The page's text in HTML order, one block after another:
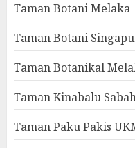
Taman Botani Melaka
Taman Botani
Taman Botanikal
Taman Kinabalu
Taman Paku Pakis